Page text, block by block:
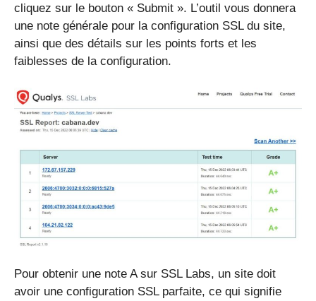
cliquez sur le bouton « Submit ». L’outil vous donnera
une note générale pour la configuration SSL du site,
ainsi que des détails sur les points forts et les
faiblesses de la configuration.
Pour obtenir une note A sur SSL Labs, un site doit
avoir une configuration SSL parfaite, ce qui signifie